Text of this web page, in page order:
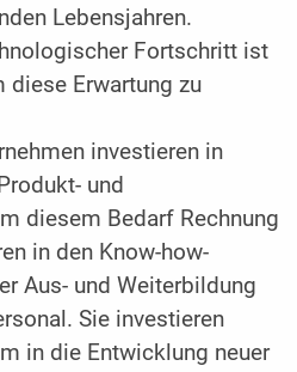
Lebensjahren.
Fortschritt ist
diese Erwartung zu
investieren in
und
diesem Bedarf Rechnung
in den Know-how-
Aus- und Weiterbildung
Sie investieren
in die Entwicklung neuer